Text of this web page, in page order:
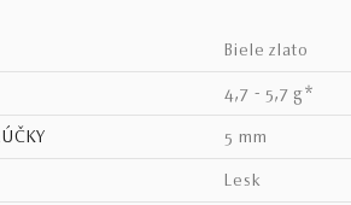
biele zlato
4,7 - 5,7 g*
5 mm
lesk